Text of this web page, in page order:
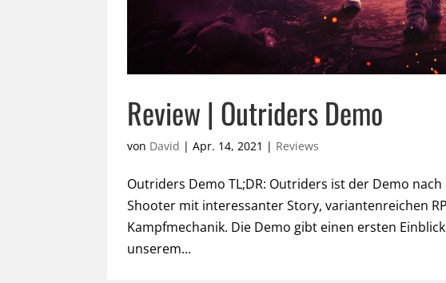
Review | Outriders Demo
von David |Apr. 14, 2021 | Reviews
Outriders Demo TL;DR: Outriders ist der Demo
Shooter mit interessanter Story, variantenreichen
Kampfmechanik. Die Demo gibt einen ersten
unserem...